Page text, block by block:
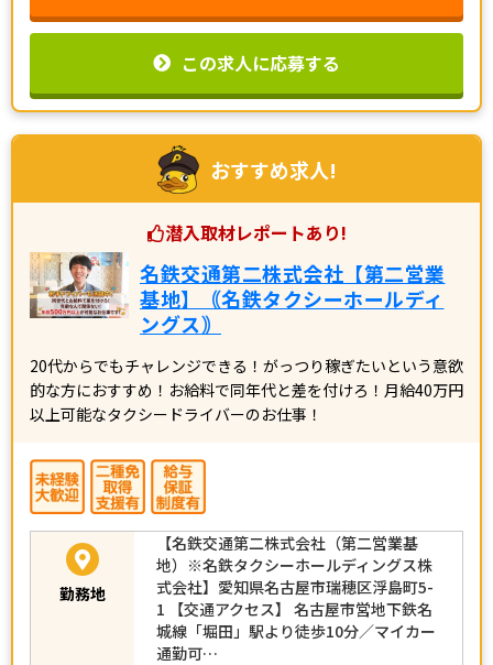
この求人に応募する
おすすめ求人!
潜入取材レポートあり!
名鉄交通第二株式会社【第二営業
基地】｟名鉄タクシーホールディ
ングス｠
20代からでもチャレンジできる！がっつり稼ぎたいという意欲
的な方におすすめ！お給料で同年代と差を付けろ！月給40万円
以上可能なタクシードライバーのお仕事！
勤務地
【名鉄交通第二株式会社（第二営業基
地）※名鉄タクシーホールディングス株
式会社】愛知県名古屋市瑞穂区浮島町5-
1 【交通アクセス】 名古屋市営地下鉄名
城線「堀田」駅より徒歩10分／マイカー
通勤可…